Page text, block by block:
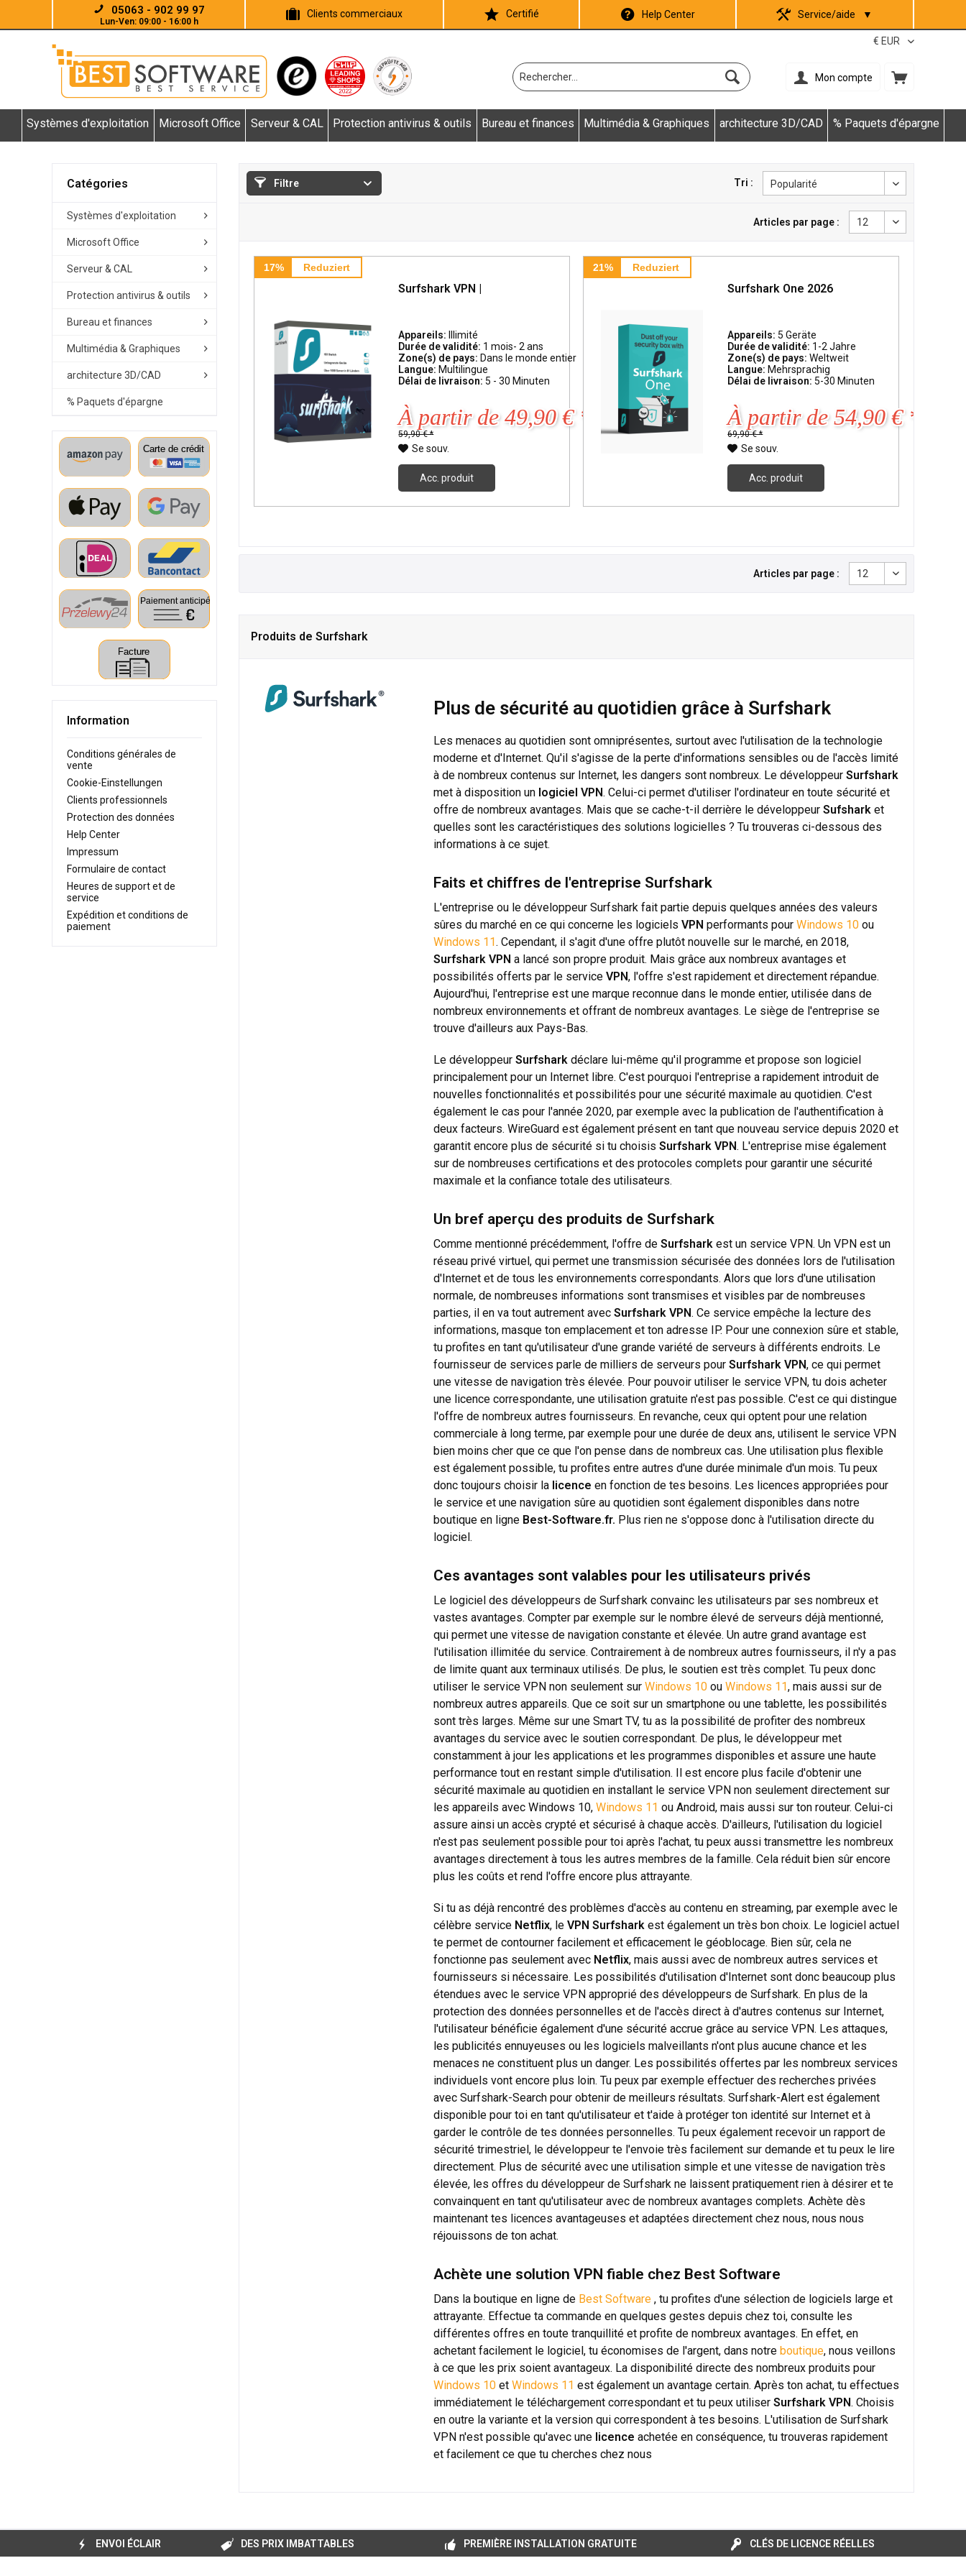
05063 - 902 99 97
Lun-Ven: 09:00 - 16:00 h
Clients commerciaux Certifié Help Center Service/aide ▼
Mon compte
Systèmes d'exploitation Microsoft Office Serveur & CAL Protection antivirus & outils Bureau et finances Multimédia & Graphiques architecture 3D/CAD % Paquets d'épargne
Catégories
Systèmes d'exploitation
Microsoft Office
Serveur & CAL
Protection antivirus & outils
Bureau et finances
Multimédia & Graphiques
architecture 3D/CAD
% Paquets d'épargne
Information
Conditions générales de
vente
Cookie-Einstellungen
Clients professionnels
Protection des données
Help Center
Impressum
Formulaire de contact
Heures de support et de
service
Expédition et conditions de
paiement
Filtre Tri :
Articles par page :
17% Reduziert
Surfshark VPN |
Appareils:
Illimité
Durée de validité: 1 mois- 2 ans
Zone(s) de pays: Dans le monde entier
Langue: Multilingue
Délai de livraison: 5 - 30 Minuten
À partir de 49,90 € *
59,90 € *
Se souv.
Acc. produit
21% Reduziert
Surfshark One 2026
Appareils: 5 Geräte
Durée de validité: 1-2 Jahre
Zone(s) de pays:Weltweit
Langue: Mehrsprachig
Délai de livraison: 5-30 Minuten
À partir de 54,90 € *
69,90 € *
Se souv.
Acc. produit
Articles par page :
Produits de Surfshark
Plus de sécurité au quotidien grâce à Surfshark
Les menaces au quotidien sont omniprésentes, surtout avec l'utilisation de la technologie
moderne et d'Internet. Qu'il s'agisse de la perte d'informations sensibles ou de l'accès limité
à de nombreux contenus sur Internet, les dangers sont nombreux. Le développeur Surfshark
met à disposition un logiciel VPN. Celui-ci permet d'utiliser l'ordinateur en toute sécurité et
offre de nombreux avantages. Mais que se cache-t-il derrière le développeur Sufshark et
quelles sont les caractéristiques des solutions logicielles ? Tu trouveras ci-dessous des
informations à ce sujet.
Faits et chiffres de l'entreprise Surfshark
L'entreprise ou le développeur Surfshark fait partie depuis quelques années des valeurs
sûres du marché en ce qui concerne les logiciels VPN performants pour Windows 10 ou
Windows 11. Cependant, il s'agit d'une offre plutôt nouvelle sur le marché, en 2018,
Surfshark VPN a lancé son propre produit. Mais grâce aux nombreux avantages et
possibilités offerts par le service VPN, l'offre s'est rapidement et directement répandue.
Aujourd'hui, l'entreprise est une marque reconnue dans le monde entier, utilisée dans de
nombreux environnements et offrant de nombreux avantages. Le siège de l'entreprise se
trouve d'ailleurs aux Pays-Bas.
Le développeur Surfshark déclare lui-même qu'il programme et propose son logiciel
principalement pour un Internet libre. C'est pourquoi l'entreprise a rapidement introduit de
nouvelles fonctionnalités et possibilités pour une sécurité maximale au quotidien. C'est
également le cas pour l'année 2020, par exemple avec la publication de l'authentification à
deux facteurs. WireGuard est également présent en tant que nouveau service depuis 2020 et
garantit encore plus de sécurité si tu choisis Surfshark VPN. L'entreprise mise également
sur de nombreuses certifications et des protocoles complets pour garantir une sécurité
maximale et la confiance totale des utilisateurs.
Un bref aperçu des produits de Surfshark
Comme mentionné précédemment, l'offre de Surfshark est un service VPN. Un VPN est un
réseau privé virtuel, qui permet une transmission sécurisée des données lors de l'utilisation
d'Internet et de tous les environnements correspondants. Alors que lors d'une utilisation
normale, de nombreuses informations sont transmises et visibles par de nombreuses
parties, il en va tout autrement avec Surfshark VPN. Ce service empêche la lecture des
informations, masque ton emplacement et ton adresse IP. Pour une connexion sûre et stable,
tu profites en tant qu'utilisateur d'une grande variété de serveurs à différents endroits. Le
fournisseur de services parle de milliers de serveurs pour Surfshark VPN, ce qui permet
une vitesse de navigation très élevée. Pour pouvoir utiliser le service VPN, tu dois acheter
une licence correspondante, une utilisation gratuite n'est pas possible. C'est ce qui distingue
l'offre de nombreux autres fournisseurs. En revanche, ceux qui optent pour une relation
commerciale à long terme, par exemple pour une durée de deux ans, utilisent le service VPN
bien moins cher que ce que l'on pense dans de nombreux cas. Une utilisation plus flexible
est également possible, tu profites entre autres d'une durée minimale d'un mois. Tu peux
donc toujours choisir la licence en fonction de tes besoins. Les licences appropriées pour
le service et une navigation sûre au quotidien sont également disponibles dans notre
boutique en ligne Best-Software.fr. Plus rien ne s'oppose donc à l'utilisation directe du
logiciel.
Ces avantages sont valables pour les utilisateurs privés
Le logiciel des développeurs de Surfshark convainc les utilisateurs par ses nombreux et
vastes avantages. Compter par exemple sur le nombre élevé de serveurs déjà mentionné,
qui permet une vitesse de navigation constante et élevée. Un autre grand avantage est
l'utilisation illimitée du service. Contrairement à de nombreux autres fournisseurs, il n'y a pas
de limite quant aux terminaux utilisés. De plus, le soutien est très complet. Tu peux donc
utiliser le service VPN non seulement sur Windows 10 ou Windows 11, mais aussi sur de
nombreux autres appareils. Que ce soit sur un smartphone ou une tablette, les possibilités
sont très larges. Même sur une Smart TV, tu as la possibilité de profiter des nombreux
avantages du service avec le soutien correspondant. De plus, le développeur met
constamment à jour les applications et les programmes disponibles et assure une haute
performance tout en restant simple d'utilisation. Il est encore plus facile d'obtenir une
sécurité maximale au quotidien en installant le service VPN non seulement directement sur
les appareils avec Windows 10, Windows 11 ou Android, mais aussi sur ton routeur. Celui-ci
assure ainsi un accès crypté et sécurisé à chaque accès. D'ailleurs, l'utilisation du logiciel
n'est pas seulement possible pour toi après l'achat, tu peux aussi transmettre les nombreux
avantages directement à tous les autres membres de la famille. Cela réduit bien sûr encore
plus les coûts et rend l'offre encore plus attrayante.
Si tu as déjà rencontré des problèmes d'accès au contenu en streaming, par exemple avec le
célèbre service Netflix, le VPN Surfshark est également un très bon choix. Le logiciel actuel
te permet de contourner facilement et efficacement le géoblocage. Bien sûr, cela ne
fonctionne pas seulement avec Netflix, mais aussi avec de nombreux autres services et
fournisseurs si nécessaire. Les possibilités d'utilisation d'Internet sont donc beaucoup plus
étendues avec le service VPN approprié des développeurs de Surfshark. En plus de la
protection des données personnelles et de l'accès direct à d'autres contenus sur Internet,
l'utilisateur bénéficie également d'une sécurité accrue grâce au service VPN. Les attaques,
les publicités ennuyeuses ou les logiciels malveillants n'ont plus aucune chance et les
menaces ne constituent plus un danger. Les possibilités offertes par les nombreux services
individuels vont encore plus loin. Tu peux par exemple effectuer des recherches privées
avec Surfshark-Search pour obtenir de meilleurs résultats. Surfshark-Alert est également
disponible pour toi en tant qu'utilisateur et t'aide à protéger ton identité sur Internet et à
garder le contrôle de tes données personnelles. Tu peux également recevoir un rapport de
sécurité trimestriel, le développeur te l'envoie très facilement sur demande et tu peux le lire
directement. Plus de sécurité avec une utilisation simple et une vitesse de navigation très
élevée, les offres du développeur de Surfshark ne laissent pratiquement rien à désirer et te
convainquent en tant qu'utilisateur avec de nombreux avantages complets. Achète dès
maintenant tes licences avantageuses et adaptées directement chez nous, nous nous
réjouissons de ton achat.
Achète une solution VPN fiable chez Best Software
Dans la boutique en ligne de Best Software , tu profites d'une sélection de logiciels large et
attrayante. Effectue ta commande en quelques gestes depuis chez toi, consulte les
différentes offres en toute tranquillité et profite de nombreux avantages. En effet, en
achetant facilement le logiciel, tu économises de l'argent, dans notre boutique, nous veillons
à ce que les prix soient avantageux. La disponibilité directe des nombreux produits pour
Windows 10 et Windows 11 est également un avantage certain. Après ton achat, tu effectues
immédiatement le téléchargement correspondant et tu peux utiliser Surfshark VPN. Choisis
en outre la variante et la version qui correspondent à tes besoins. L'utilisation de Surfshark
VPN n'est possible qu'avec une licence achetée en conséquence, tu trouveras rapidement
et facilement ce que tu cherches chez nous
ENVOI ÉCLAIR DES PRIX IMBATTABLES PREMIÈRE INSTALLATION GRATUITE CLÉS DE LICENCE RÉELLES